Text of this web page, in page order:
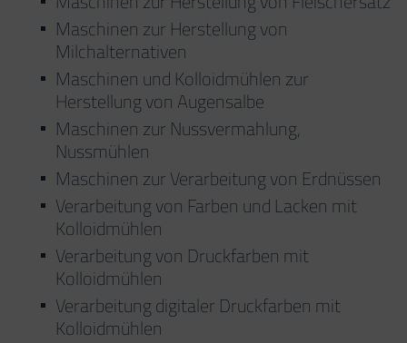
Maschinen zur Herstellung von
Milchalternativen
Maschinen und Kolloidmühlen zur
Herstellung von Augensalbe
Maschinen zur Nussvermahlung,
Nussmühlen
Maschinen zur Verarbeitung von Erdnüssen
Verarbeitung von Farben und Lacken mit
Kolloidmühlen
Verarbeitung von Druckfarben mit
Kolloidmühlen
Verarbeitung digitaler Druckfarben mit
Kolloidmühlen